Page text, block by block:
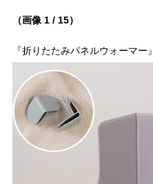
（画像 1 / 15）
『折りたたみパネルウォーマー』